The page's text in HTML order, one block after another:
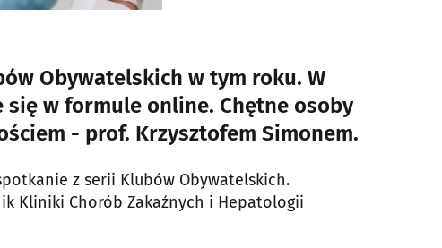
Obywatelskich w tym roku. W
w formule online. Chętne osoby
- prof. Krzysztofem Simonem.
z serii Klubów Obywatelskich.
Kliniki Chorób Zakaźnych i Hepatologii